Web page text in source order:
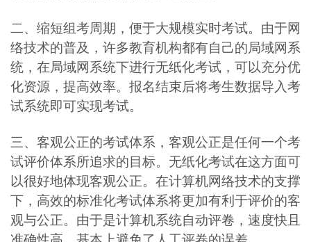
二、缩短组考周期，便于大规模实时考试。由于网
络技术的普及，许多教育机构都有自己的局域网系
统，在局域网系统下进行无纸化考试，可以充分优
化资源，提高效率。报名结束后将考生数据导入考
试系统即可实现考试。
三、客观公正的考试体系，客观公正是任何一个考
试评价体系所追求的目标。无纸化考试在这方面可
以很好地体现客观公正。在计算机网络技术的支撑
下，高效的标准化考试体系将更加有利于评价的客
观与公正。由于是计算机系统自动评卷，速度快且